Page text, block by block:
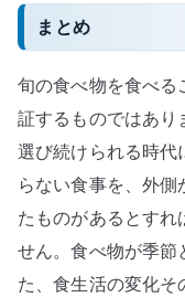
まとめ
旬の食べ物を食べ
証するものではあ
選び続けられる時
らない食事を、外
たものがあるとすれ
せん。食べ物が季
た、食生活の変化そ